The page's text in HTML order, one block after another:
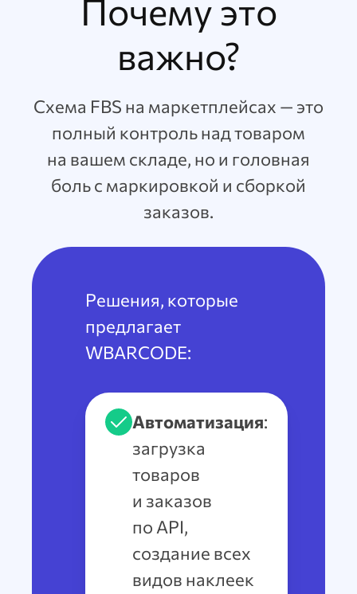
Почему это
важно?
Схема FBS на маркетплейсах — это
полный контроль над товаром
на вашем складе, но и головная
боль с маркировкой и сборкой
заказов.
Решения, которые
предлагает
WBARCODE:
Автоматизация:
загрузка
товаров
и заказов
по API,
создание всех
видов наклеек